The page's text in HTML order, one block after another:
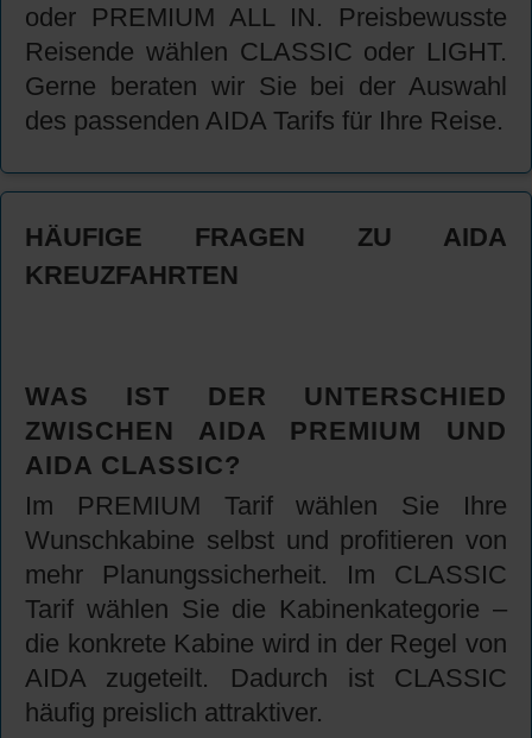
oder PREMIUM ALL IN. Preisbewusste
Reisende wählen CLASSIC oder LIGHT.
Gerne beraten wir Sie bei der Auswahl
des passenden AIDA Tarifs für Ihre Reise.
HÄUFIGE FRAGEN ZU AIDA
KREUZFAHRTEN
WAS IST DER UNTERSCHIED
ZWISCHEN AIDA PREMIUM UND
AIDA CLASSIC?
Im PREMIUM Tarif wählen Sie Ihre
Wunschkabine selbst und profitieren von
mehr Planungssicherheit. Im CLASSIC
Tarif wählen Sie die Kabinenkategorie –
die konkrete Kabine wird in der Regel von
AIDA zugeteilt. Dadurch ist CLASSIC
häufig preislich attraktiver.